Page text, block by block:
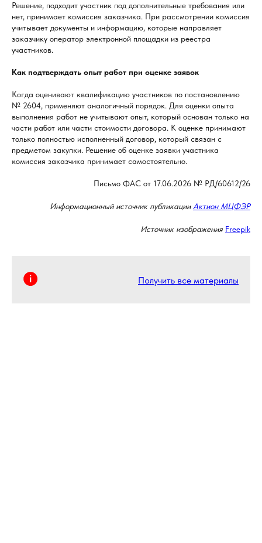
Решение, подходит участник под дополнительные требования или
нет, принимает комиссия заказчика. При рассмотрении комиссия
учитывает документы и информацию, которые направляет
заказчику оператор электронной площадки из реестра
участников.
Как подтверждать опыт работ при оценке заявок
Когда оценивают квалификацию участников по постановлению
№ 2604, применяют аналогичный порядок. Для оценки опыта
выполнения работ не учитывают опыт, который основан только на
части работ или части стоимости договора. К оценке принимают
только полностью исполненный договор, который связан с
предметом закупки. Решение об оценке заявки участника
комиссия заказчика принимает самостоятельно.
Письмо ФАС от 17.06.2026 № РД/60612/26
Информационный источник публикацииАктион МЦФЭР
Источник изображения Freepik
Получить все материалы